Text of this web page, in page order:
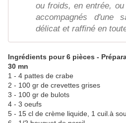
ou froids, en entrée,
accompagnés d'une
délicat et raffiné en
Ingrédients pour 6 pièces -
30 mn
1 - 4 pattes de crabe
2 - 100 gr de crevettes grises
3 - 100 gr de bulots
4 - 3 oeufs
5 - 15 cl de crème liquide, 1 cuil.à